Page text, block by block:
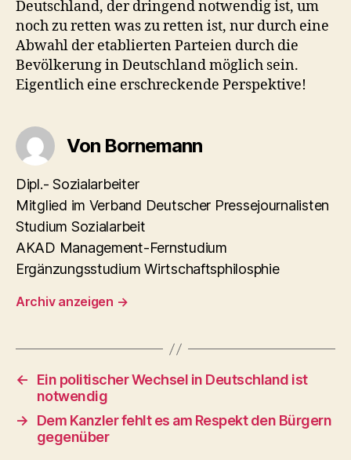
Deutschland, der dringend notwendig ist, um
noch zu retten was zu retten ist, nur durch eine
Abwahl der etablierten Parteien durch die
Bevölkerung in Deutschland möglich sein.
Eigentlich eine erschreckende Perspektive!
Von Bornemann
Dipl.- Sozialarbeiter
Mitglied im Verband Deutscher Pressejournalisten
Studium Sozialarbeit
AKAD Management-Fernstudium
Ergänzungsstudium Wirtschaftsphilosphie
Archiv anzeigen →
←
Ein politischer Wechsel in Deutschland ist
notwendig
→
Dem Kanzler fehlt es am Respekt den Bürgern
gegenüber